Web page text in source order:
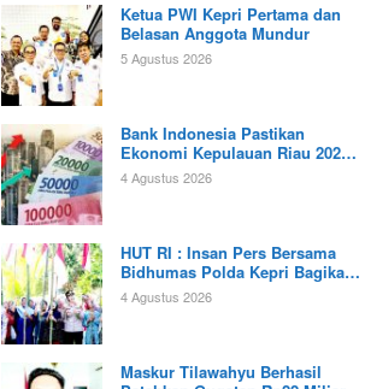
Ketua PWI Kepri Pertama dan
Belasan Anggota Mundur
5 Agustus 2026
Bank Indonesia Pastikan
Ekonomi Kepulauan Riau 2026
Tunjukan Kinerja Positif
4 Agustus 2026
‎HUT RI : Insan Pers Bersama
Bidhumas Polda Kepri Bagikan
Ratusan Bendera Merah Putih
4 Agustus 2026
Maskur Tilawahyu Berhasil